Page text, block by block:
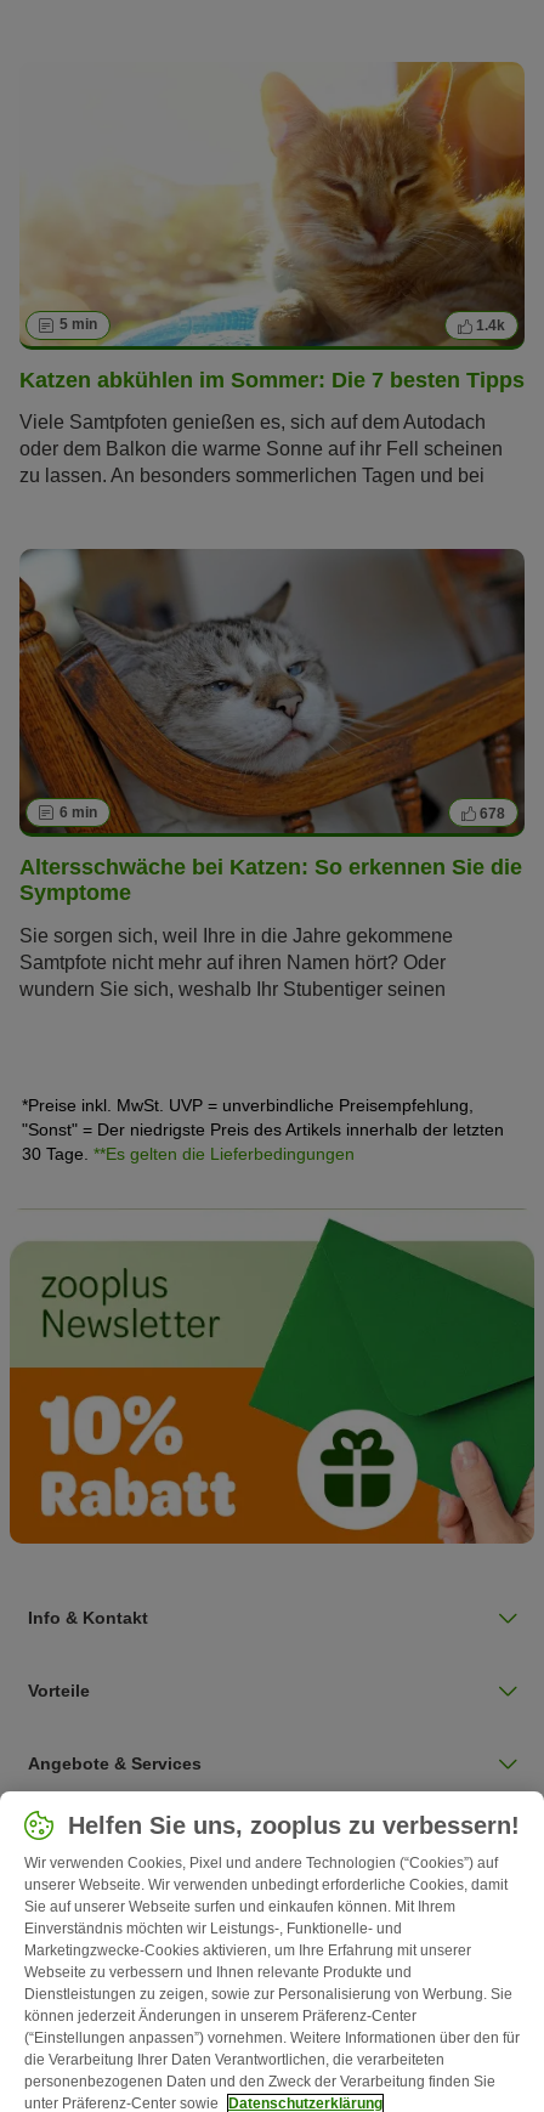
umrechnen? Wie alt werden Katzen überhaupt? Und ab
welchem Alter gelten Katzen als Senioren?
5 min 1.4k
Katzen abkühlen im Sommer: Die 7 besten Tipps
Viele Samtpfoten genießen es, sich auf dem Autodach
oder dem Balkon die warme Sonne auf ihr Fell scheinen
zu lassen. An besonders sommerlichen Tagen und bei
zusammengefasst, mit denen Sie Ihre Katze abkühlen
können.
6 min 678
Altersschwäche bei Katzen: So erkennen Sie die
Symptome
Sie sorgen sich, weil Ihre in die Jahre gekommene
Samtpfote nicht mehr auf ihren Namen hört? Oder
wundern Sie sich, weshalb Ihr Stubentiger seinen
Symptome von Altersschwäche bei Ihrer Katze frühzeitig
erkennen und ihr ein altersgerechtes Leben bieten.
*Preise inkl. MwSt. UVP = unverbindliche Preisempfehlung,
"Sonst" = Der niedrigste Preis des Artikels innerhalb der letzten
30 Tage. **Es gelten die Lieferbedingungen
Info & Kontakt
Vorteile
Angebote & Services
Land auswählen
Deutschland / DE
Follow zooplus
Helfen Sie uns, zooplus zu verbessern!
Wir verwenden Cookies, Pixel und andere Technologien (“Cookies”) auf
unserer Webseite. Wir verwenden unbedingt erforderliche Cookies, damit
Sie auf unserer Webseite surfen und einkaufen können. Mit Ihrem
Einverständnis möchten wir Leistungs-, Funktionelle- und
Marketingzwecke-Cookies aktivieren, um Ihre Erfahrung mit unserer
Webseite zu verbessern und Ihnen relevante Produkte und
Dienstleistungen zu zeigen, sowie zur Personalisierung von Werbung. Sie
können jederzeit Änderungen in unserem Präferenz-Center
(“Einstellungen anpassen”) vornehmen. Weitere Informationen über den für
die Verarbeitung Ihrer Daten Verantwortlichen, die verarbeiteten
personenbezogenen Daten und den Zweck der Verarbeitung finden Sie
unter Präferenz-Center sowie
Datenschutzerklärung